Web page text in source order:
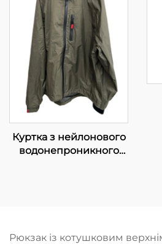
Куртка з нейлонового
водонепроникного
Рюкзак із котушковим